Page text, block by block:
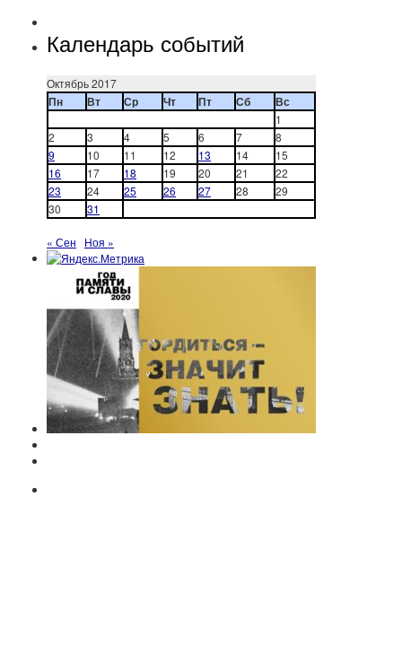
Календарь событий
Октябрь 2017
Пн Вт Ср Чт Пт Сб Вс
1
2
3 4 5 6 7
8
9
10 11 12 13 14
15
16
17 18 19 20 21
22
23
24 25 26 27 28
29
30
31
« Сен Ноя »